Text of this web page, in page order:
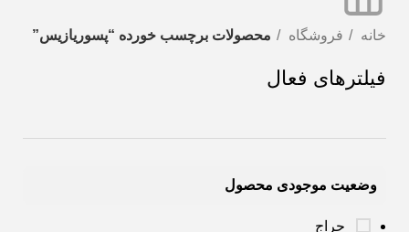
خانه فروشگاه محصولات برچسب خورده “پسوریازیس”
فیلترهای فعال
وضعیت موجودی محصول
حراج